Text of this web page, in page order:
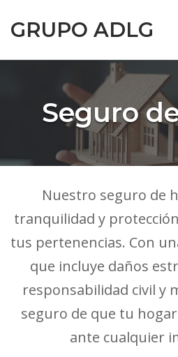
GRUPO ADLG
Seguro
Nuestro seguro de
tranquilidad y
tus pertenencias. Con
que incluye daños
responsabilidad civil y
seguro de que tu
ante cualquier